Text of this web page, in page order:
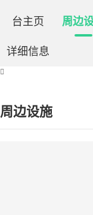
台主页 周边
详细信息

周边设施